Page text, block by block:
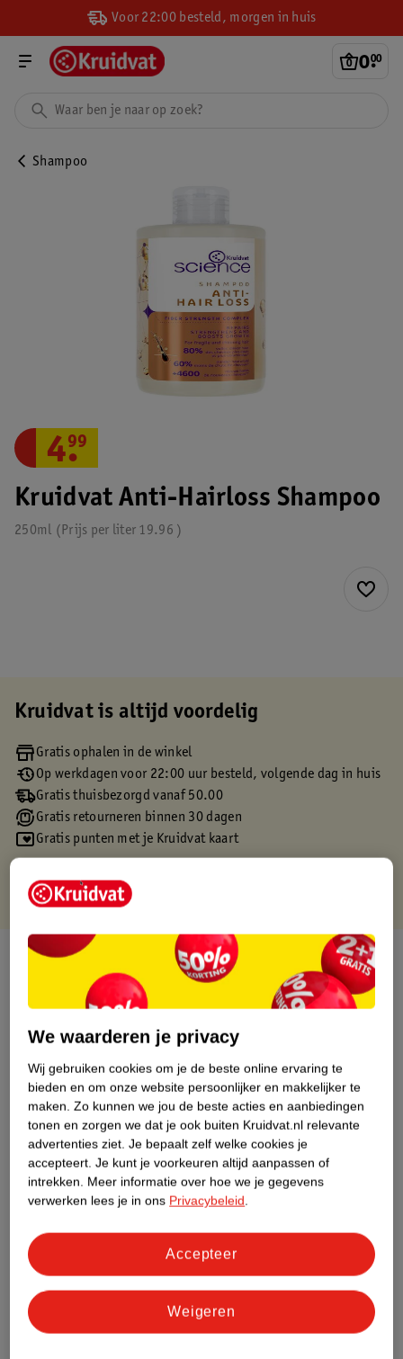
Voor 22:00 besteld, morgen in huis
0.
00
Shampoo
Kruidvat Anti-Hairloss Shampoo
250ml 19.96
Prijs per liter
4.
99
Kruidvat is altijd voordelig
Gratis ophalen in de winkel
Op werkdagen voor 22:00 uur besteld, volgende dag in huis
Gratis thuisbezorgd vanaf 50.00
Gratis retourneren binnen 30 dagen
Gratis punten met je Kruidvat kaart
Over dit product
Productinformatie
Nature Impact Score
Dit product heeft (nog) geen Nature
Impact Score.
Meer informatie
Bestel & Bezorginformatie
Bekijk ook
We waarderen je privacy
Wij gebruiken cookies om je de beste online ervaring te
bieden en om onze website persoonlijker en makkelijker te
maken. Zo kunnen we jou de beste acties en aanbiedingen
tonen en zorgen we dat je ook buiten Kruidvat.nl relevante
advertenties ziet. Je bepaalt zelf welke cookies je
accepteert. Je kunt je voorkeuren altijd aanpassen of
intrekken. Meer informatie over hoe we je gegevens
verwerken lees je in ons Privacybeleid.
Weigeren
Accepteer